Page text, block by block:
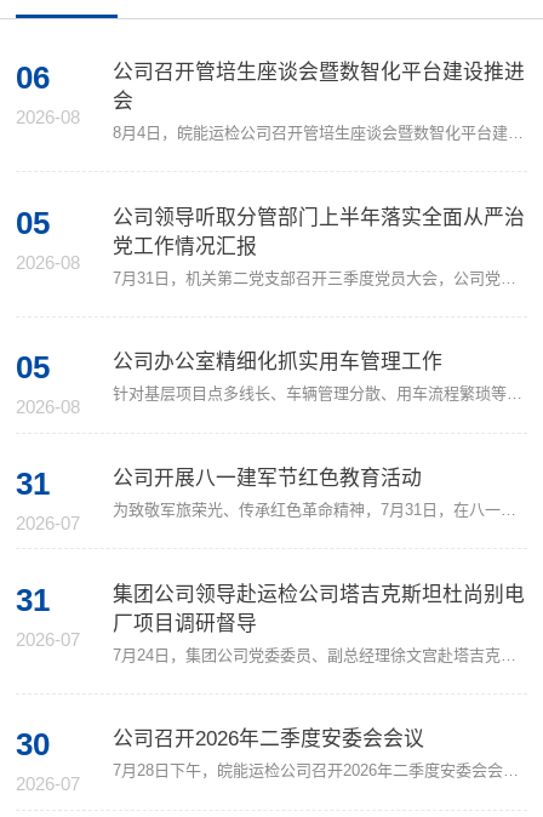
06
2026-08
公司召开管培生座谈会暨数智化平台建设推进
会
8月4日，皖能运检公司召开管培生座谈会暨数智化平台建设推进会。公司党委书记、董事长、总经理叶茂，相关部门负责人及管培生代表共同参会。会议指出，管培生要尽快完成思想转变，主动适应新岗位、新节奏，将理论知识与项目实践紧密结合，在实战中提升专业能力。大家要保持积极心态，深入研读行业政策，夯实专业基础，通过平台建设项目快速融入团队，实现个人成长与公司发展同频共振。会议表示，数智化平台从V1.0向V2.0的升级，是公司提升管理效能、...
05
2026-08
公司领导听取分管部门上半年落实全面从严治
党工作情况汇报
05
2026-08
公司办公室精细化抓实用车管理工作
针对基层项目点多线长、车辆管理分散、用车流程繁琐等痛点，今年以来，皖能运检公司办公室聚焦管理提质、基层减负核心目标，通过标准化建设、数字化赋能、精细化管控，搭建闭环长效车辆管理体系，有效规范用车秩序，切实为基层松绑减负，助力一线安全生产高效开展。结合基层实操需求修订完善《车辆出行管理办法》，统一本部、子（分）公司、基层项目三级车辆管理标准，细化用车审批、台账管理、GPS辅助监管、车辆维保等全流程规范，...
31
2026-07
公司开展八一建军节红色教育活动
为致敬军旅荣光、传承红色革命精神，7月31日，在八一建军节来临之际，公司组织退役军人代表前往渡江战役纪念馆开展主题红色教育活动。公司党委宣传部及11名公司退伍军人参与本次活动。活动现场，大家通过馆内的历史照片、实物史料、场景复原等展陈内容，沉浸式回望百万雄师横渡长江的峥嵘岁月，真切感受革命先辈不畏艰险、奋勇争先、无私奉献的精神。昔日身着戎装保家卫国，今朝立足岗位履职担当，在场退伍军人重温革命历史，追忆初心使命，...
31
2026-07
集团公司领导赴运检公司塔吉克斯坦杜尚别电
厂项目调研督导
30
2026-07
公司召开2026年二季度安委会会议
7月28日下午，皖能运检公司召开2026年二季度安委会会议，公司党委书记、董事长、总经理、安委会主任叶茂出席会议并讲话，公司党委委员、副总经理周治才主持会议并作二季度安全生产工作汇报，公司领导班子成员及相关职能部门、子（分）公司、项目部负责人参加会议，部分子（分）公司围绕本单位安全生产管理情况作专题汇报。会上学习了习近平总书记关于安全生产的重要论述和重要指示批示精神，传达贯彻集团公司二季度安委会会议精神，...